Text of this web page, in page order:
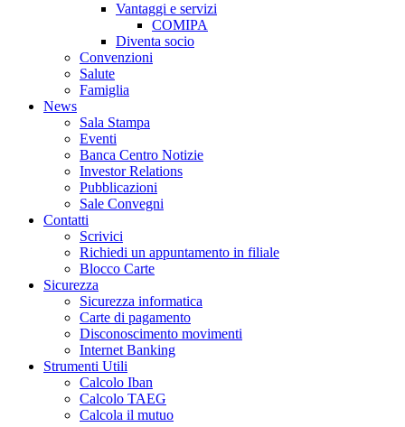
Vantaggi e servizi
COMIPA
Diventa socio
Convenzioni
Salute
Famiglia
News
Sala Stampa
Eventi
Banca Centro Notizie
Investor Relations
Pubblicazioni
Sale Convegni
Contatti
Scrivici
Richiedi un appuntamento in filiale
Blocco Carte
Sicurezza
Sicurezza informatica
Carte di pagamento
Disconoscimento movimenti
Internet Banking
Strumenti Utili
Calcolo Iban
Calcolo TAEG
Calcola il mutuo